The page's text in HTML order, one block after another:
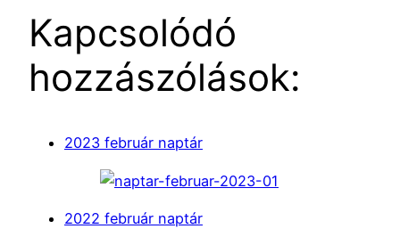
Kapcsolódó
hozzászólások:
2023 február naptár
2022 február naptár